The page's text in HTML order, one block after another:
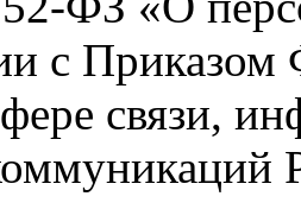
с
связи,